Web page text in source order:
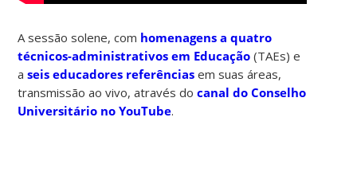
A sessão solene, com homenagens a quatro
técnicos-administrativos em Educação (TAEs) e
aseis educadores referências em suas áreas,
transmissão ao vivo, através docanal do Conselho
Universitário no YouTube.